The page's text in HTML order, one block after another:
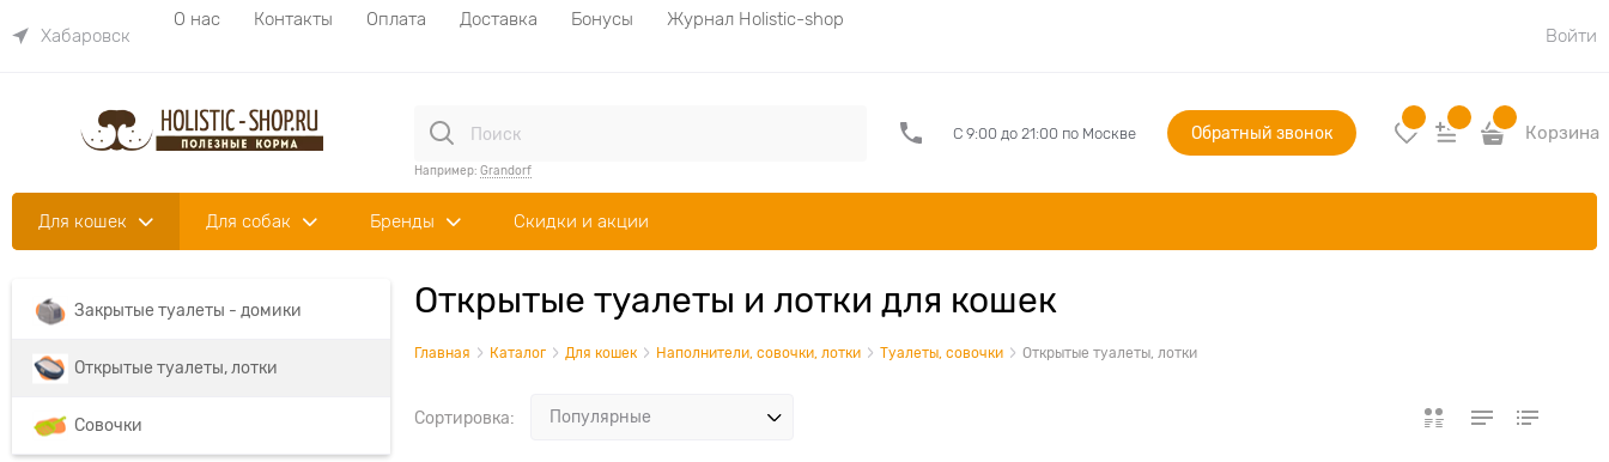
Хабаровск
О нас Контакты Оплата Доставка Бонусы
Журнал Holistic-shop
Войти
Например: Grandorf
С 9:00 до 21:00 по Москве Обратный звонок Корзина
Для кошек Для собак Бренды Скидки и акции
Закрытые туалеты - домики
Открытые туалеты, лотки
Совочки
Открытые туалеты и лотки для кошек
Главная Каталог Для кошек Наполнители, совочки, лотки Туалеты, совочки Открытые туалеты, лотки
Сортировка: